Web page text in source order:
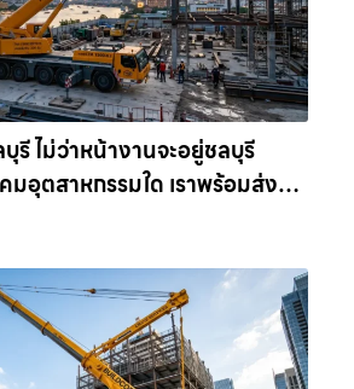
รี ไม่ว่าหน้างานจะอยู่ชลบุรี
มอุตสาหกรรมใด เราพร้อมส่งรถ